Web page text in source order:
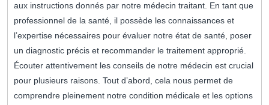
aux instructions donnés par notre médecin traitant. En tant que
professionnel de la santé, il possède les connaissances et
l’expertise nécessaires pour évaluer notre état de santé, poser
un diagnostic précis et recommander le traitement approprié.
Écouter attentivement les conseils de notre médecin est crucial
pour plusieurs raisons. Tout d’abord, cela nous permet de
comprendre pleinement notre condition médicale et les options